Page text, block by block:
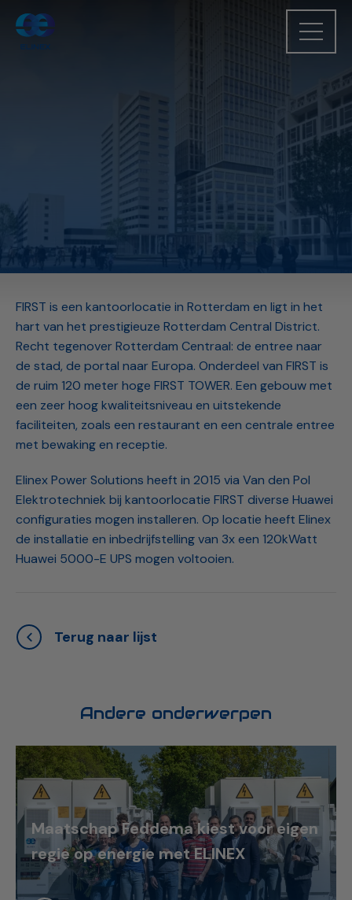
FIRST is een kantoorlocatie in Rotterdam en ligt in het
hart van het prestigieuze Rotterdam Central District.
Recht tegenover Rotterdam Centraal: de entree naar
de stad, de portal naar Europa. Onderdeel van FIRST is
de ruim 120 meter hoge FIRST TOWER. Een gebouw met
een zeer hoog kwaliteitsniveau en uitstekende
faciliteiten, zoals een restaurant en een centrale entree
met bewaking en receptie.
Elinex Power Solutions heeft in 2015 via Van den Pol
Elektrotechniek bij kantoorlocatie FIRST diverse Huawei
configuraties mogen installeren. Op locatie heeft Elinex
de installatie en inbedrijfstelling van 3x een 120kWatt
Huawei 5000-E UPS mogen voltooien.
Terug naar lijst
Andere onderwerpen
Maatschap Feddema kiest voor eigen
regie op energie met ELINEX